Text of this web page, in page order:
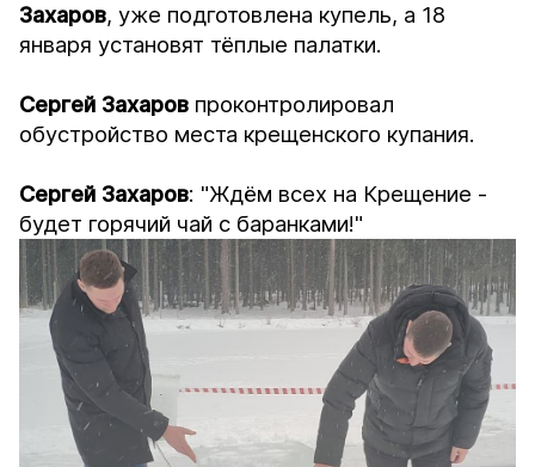
Захаров, уже подготовлена купель, а 18
января установят тёплые палатки.
Сергей Захаров проконтролировал
обустройство места крещенского купания.
Сергей Захаров: "Ждём всех на Крещение -
будет горячий чай с баранками!"